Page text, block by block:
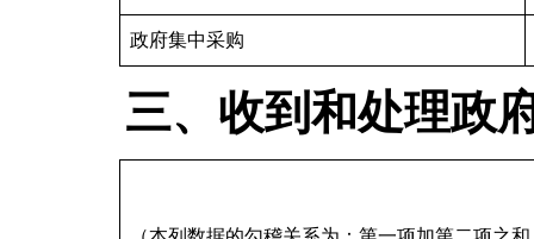
政府集中采购
三、收到和处理政